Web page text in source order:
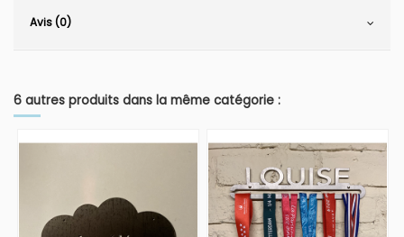
Avis (0)
6 autres produits dans la même catégorie :